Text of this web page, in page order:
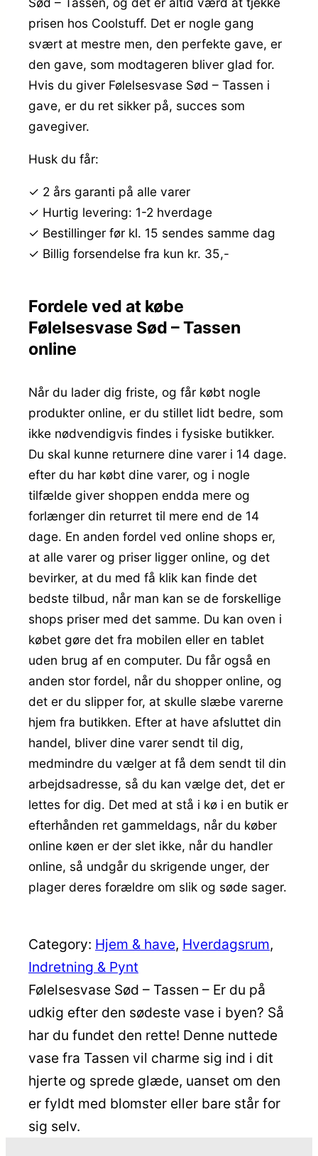
prisen hos Coolstuff. Det er nogle gang
svært at mestre men, den perfekte gave, er
den gave, som modtageren bliver glad for.
Hvis du giver Følelsesvase Sød – Tassen i
gave, er du ret sikker på, succes som
gavegiver.
Husk du får:
✓ 2 års garanti på alle varer
✓ Hurtig levering: 1-2 hverdage
✓ Bestillinger før kl. 15 sendes samme dag
✓ Billig forsendelse fra kun kr. 35,-
Fordele ved at købe
Følelsesvase Sød – Tassen
online
Når du lader dig friste, og får købt nogle
produkter online, er du stillet lidt bedre, som
ikke nødvendigvis findes i fysiske butikker.
Du skal kunne returnere dine varer i 14 dage.
efter du har købt dine varer, og i nogle
tilfælde giver shoppen endda mere og
forlænger din returret til mere end de 14
dage. En anden fordel ved online shops er,
at alle varer og priser ligger online, og det
bevirker, at du med få klik kan finde det
bedste tilbud, når man kan se de forskellige
shops priser med det samme. Du kan oven i
købet gøre det fra mobilen eller en tablet
uden brug af en computer. Du får også en
anden stor fordel, når du shopper online, og
det er du slipper for, at skulle slæbe varerne
hjem fra butikken. Efter at have afsluttet din
handel, bliver dine varer sendt til dig,
medmindre du vælger at få dem sendt til din
arbejdsadresse, så du kan vælge det, det er
lettes for dig. Det med at stå i kø i en butik er
efterhånden ret gammeldags, når du køber
online køen er der slet ikke, når du handler
online, så undgår du skrigende unger, der
plager deres forældre om slik og søde sager.
Category: Hjem & have, Hverdagsrum
Indretning & Pynt
Følelsesvase Sød – Tassen – Er du på
udkig efter den sødeste vase i byen? Så
har du fundet den rette! Denne nuttede
vase fra Tassen vil charme sig ind i dit
hjerte og sprede glæde, uanset om den
er fyldt med blomster eller bare står for
sig selv.